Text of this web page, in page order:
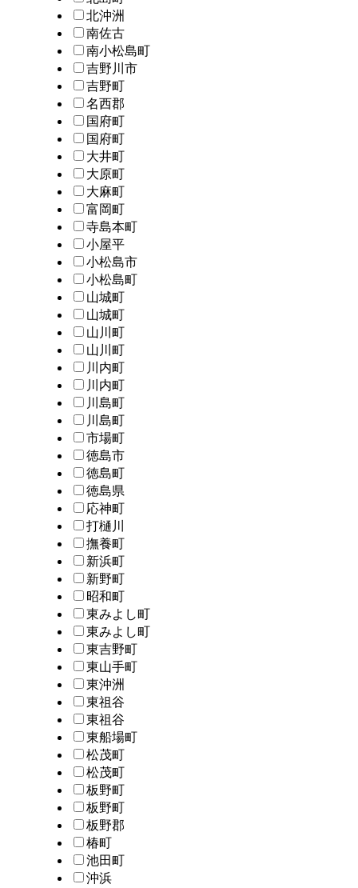
北沖洲
南佐古
南小松島町
吉野川市
吉野町
名西郡
国府町
国府町
大井町
大原町
大麻町
富岡町
寺島本町
小屋平
小松島市
小松島町
山城町
山城町
山川町
山川町
川内町
川内町
川島町
川島町
市場町
徳島市
徳島町
徳島県
応神町
打樋川
撫養町
新浜町
新野町
昭和町
東みよし町
東みよし町
東吉野町
東山手町
東沖洲
東祖谷
東祖谷
東船場町
松茂町
松茂町
板野町
板野町
板野郡
椿町
池田町
沖浜